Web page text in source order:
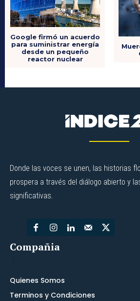
Google firmó un acuerdo
para suministrar energía
desde un pequeño
reactor nuclear
Donde las voces se unen, las historias
prospera a través del diálogo abierto y
significativas.
Compañia
Quienes Somos
Terminos y Condiciones